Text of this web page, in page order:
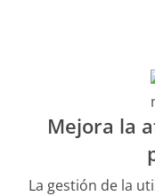
Mejora la
La gestión de la